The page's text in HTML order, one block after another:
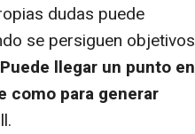
dudas puede
se persiguen objetivos
Puede llegar un punto en
como para generar